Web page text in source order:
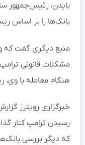
بایدن، رئیس‌جمهور
بانک‌ها را بر اساس
منبع دیگری گفت که
مشکلات قانونی
هنگام معامله با وی،
خبرگزاری رویترز
رسیدن ترامپ کنار
که دیگر بررسی